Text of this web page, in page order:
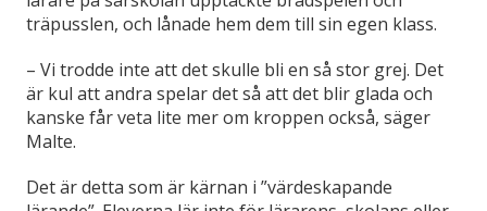
träpusslen, och lånade hem dem till sin egen klass.
– Vi trodde inte att det skulle bli en så stor grej. Det
är kul att andra spelar det så att det blir glada och
kanske får veta lite mer om kroppen också, säger
Malte.
Det är detta som är kärnan i ”värdeskapande